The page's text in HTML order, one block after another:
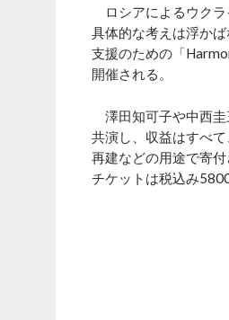
ロシアによるウクラ
具体的な考えは浮か
支援のための「
開催される。
澤田知可子や中西圭
共演し、収益はすべ
再建などの用途で寄
チケットは税込み5800